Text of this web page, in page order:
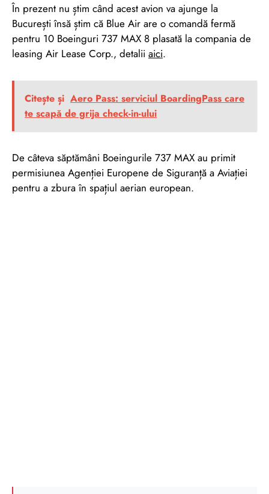
În prezent nu știm când acest avion va ajunge la
București însă știm că Blue Air are o comandă fermă
pentru 10 Boeinguri 737 MAX 8 plasată la compania de
leasing Air Lease Corp., detalii aici.
Citește și Aero Pass: serviciul BoardingPass care
te scapă de grija check-in-ului
De câteva săptămâni Boeingurile 737 MAX au primit
permisiunea Agenției Europene de Siguranță a Aviației
pentru a zbura în spațiul aerian european.